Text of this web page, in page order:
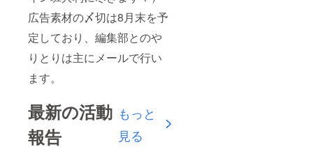
広告素材の〆切は8月末を予
定しており、編集部とのや
りとりは主にメールで行い
ます。
最新の活動
報告
もっと
見る